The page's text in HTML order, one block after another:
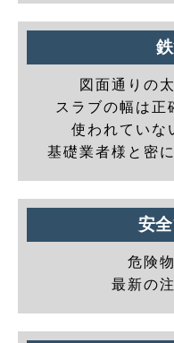
図面通りの
スラブの幅は正
使われていな
基礎業者様と密
安
危険
最新の